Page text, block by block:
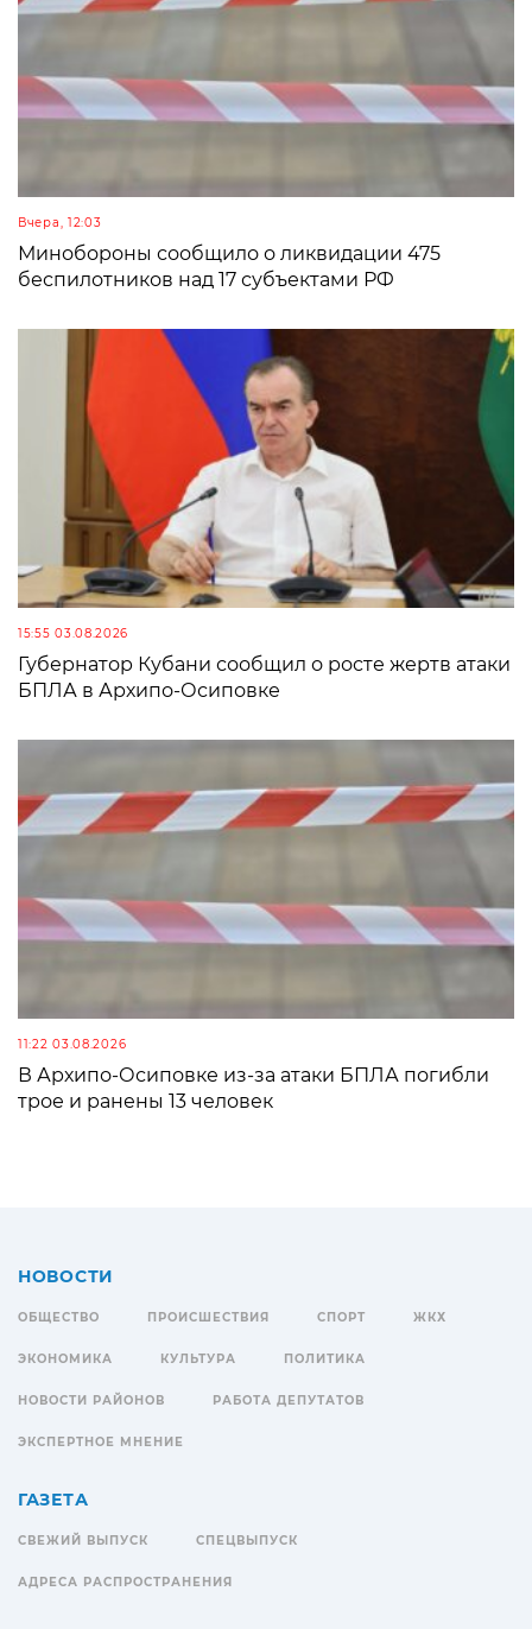
Вчера, 12:03
Минобороны сообщило о ликвидации 475
беспилотников над 17 субъектами РФ
15:55 03.08.2026
Губернатор Кубани сообщил о росте жертв атаки
БПЛА в Архипо-Осиповке
11:22 03.08.2026
В Архипо-Осиповке из-за атаки БПЛА погибли
трое и ранены 13 человек
НОВОСТИ
ОБЩЕСТВО ПРОИСШЕСТВИЯ СПОРТ ЖКХ
ЭКОНОМИКА КУЛЬТУРА ПОЛИТИКА
НОВОСТИ РАЙОНОВ РАБОТА ДЕПУТАТОВ
ЭКСПЕРТНОЕ МНЕНИЕ
ГАЗЕТА
СВЕЖИЙ ВЫПУСК СПЕЦВЫПУСК
АДРЕСА РАСПРОСТРАНЕНИЯ